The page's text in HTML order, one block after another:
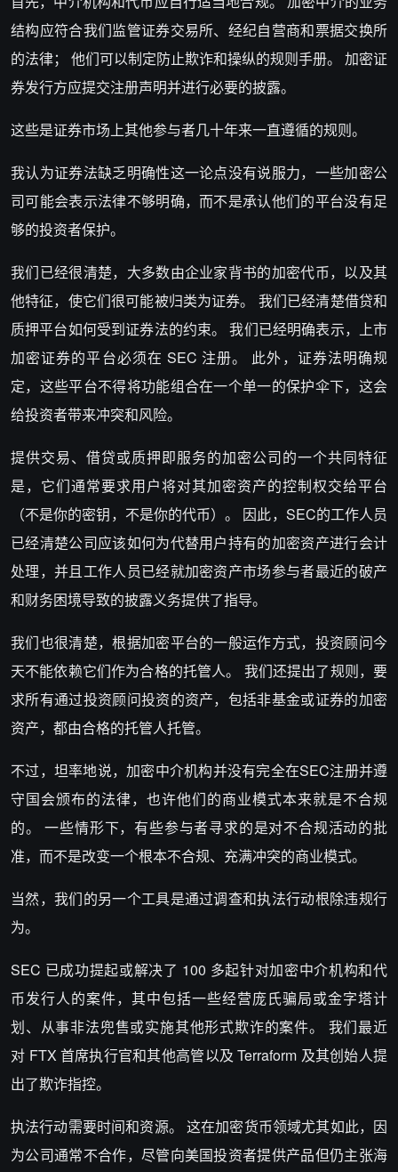
结构应符合我们监管证券交易所、经纪自营商和票据交换所
的法律； 他们可以制定防止欺诈和操纵的规则手册。 加密证
券发行方应提交注册声明并进行必要的披露。
这些是证券市场上其他参与者几十年来一直遵循的规则。
我认为证券法缺乏明确性这一论点没有说服力，一些加密公
司可能会表示法律不够明确，而不是承认他们的平台没有足
够的投资者保护。
我们已经很清楚，大多数由企业家背书的加密代币，以及其
他特征，使它们很可能被归类为证券。 我们已经清楚借贷和
质押平台如何受到证券法的约束。 我们已经明确表示，上市
加密证券的平台必须在 SEC 注册。 此外，证券法明确规
定，这些平台不得将功能组合在一个单一的保护伞下，这会
给投资者带来冲突和风险。
提供交易、借贷或质押即服务的加密公司的一个共同特征
是，它们通常要求用户将对其加密资产的控制权交给平台
（不是你的密钥，不是你的代币）。 因此，SEC的工作人员
已经清楚公司应该如何为代替用户持有的加密资产进行会计
处理，并且工作人员已经就加密资产市场参与者最近的破产
和财务困境导致的披露义务提供了指导。
我们也很清楚，根据加密平台的一般运作方式，投资顾问今
天不能依赖它们作为合格的托管人。 我们还提出了规则，要
求所有通过投资顾问投资的资产，包括非基金或证券的加密
资产，都由合格的托管人托管。
不过，坦率地说，加密中介机构并没有完全在SEC注册并遵
守国会颁布的法律，也许他们的商业模式本来就是不合规
的。 一些情形下，有些参与者寻求的是对不合规活动的批
准，而不是改变一个根本不合规、充满冲突的商业模式。
当然，我们的另一个工具是通过调查和执法行动根除违规行
为。
SEC 已成功提起或解决了 100 多起针对加密中介机构和代
币发行人的案件，其中包括一些经营庞氏骗局或金字塔计
划、从事非法兜售或实施其他形式欺诈的案件。 我们最近
对 FTX 首席执行官和其他高管以及Terraform 及其创始人提
出了欺诈指控。
执法行动需要时间和资源。 这在加密货币领域尤其如此，因
为公司通常不合作，尽管向美国投资者提供产品但仍主张海